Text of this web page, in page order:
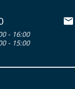
- 16:00
- 15:00